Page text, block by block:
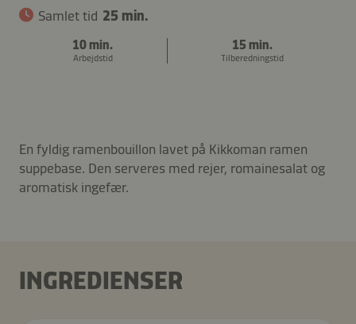
Samlet tid 25 min.
10 min.
Arbejdstid
15 min.
Tilberedningstid
En fyldig ramenbouillon lavet på Kikkoman ramen
suppebase. Den serveres med rejer, romainesalat og
aromatisk ingefær.
INGREDIENSER